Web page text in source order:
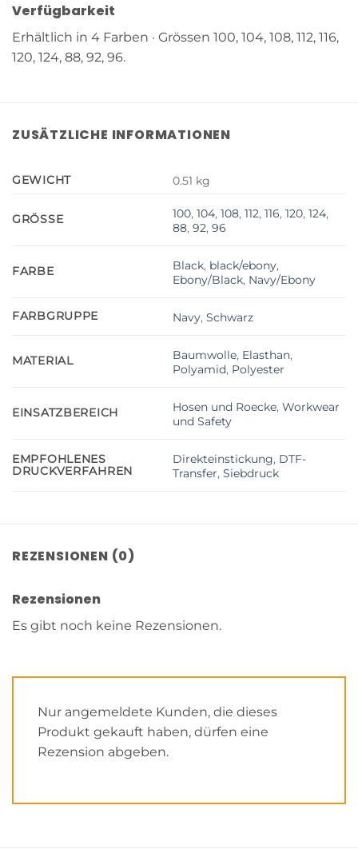
Verfügbarkeit
Erhältlich in 4 Farben · Grössen 100, 104, 108, 112, 116,
120, 124, 88, 92, 96.
ZUSÄTZLICHE INFORMATIONEN
GEWICHT 0.51 kg
GRÖSSE 100,104,108,112,116,120,124,
88,92,96
FARBE Black, black/ebony,
Ebony/Black, Navy/Ebony
FARBGRUPPE Navy,Schwarz
MATERIAL Baumwolle, Elasthan,
Polyamid, Polyester
EINSATZBEREICH Hosen und Roecke,Workwear
und Safety
EMPFOHLENES
DRUCKVERFAHREN
Direkteinstickung, DTF-
Transfer,Siebdruck
REZENSIONEN (0)
Rezensionen
Es gibt noch keine Rezensionen.
Nur angemeldete Kunden, die dieses
Produkt gekauft haben, dürfen eine
Rezension abgeben.